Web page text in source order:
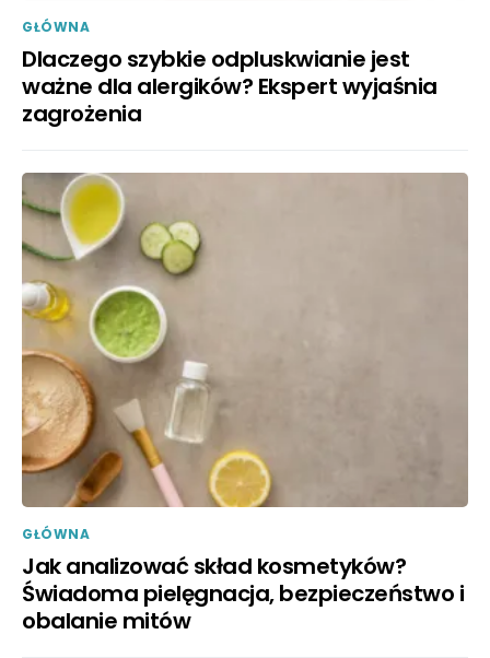
GŁÓWNA
Dlaczego szybkie odpluskwianie jest
ważne dla alergików? Ekspert wyjaśnia
zagrożenia
GŁÓWNA
Jak analizować skład kosmetyków?
Świadoma pielęgnacja, bezpieczeństwo i
obalanie mitów